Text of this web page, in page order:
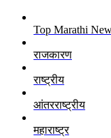
Top Marathi
राजकारण
राष्ट्रीय
आंतरराष्ट्रीय
महाराष्ट्र